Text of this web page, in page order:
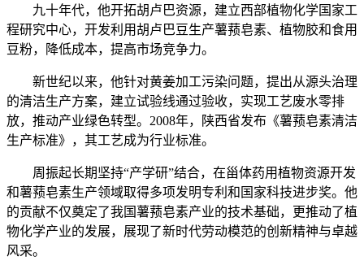
九十年代，他开拓胡卢巴资源，建立西部植物化学国家工
程研究中心，开发利用胡卢巴豆生产薯蓣皂素、植物胶和食用
豆粉，降低成本，提高市场竞争力。
新世纪以来，他针对黄姜加工污染问题，提出从源头治理
的清洁生产方案，建立试验线通过验收，实现工艺废水零排
放，推动产业绿色转型。2008年，陕西省发布《薯蓣皂素清洁
生产标准》，其工艺成为行业标准。
周振起长期坚持“产学研”结合，在甾体药用植物资源开发
和薯蓣皂素生产领域取得多项发明专利和国家科技进步奖。他
的贡献不仅奠定了我国薯蓣皂素产业的技术基础，更推动了植
物化学产业的发展，展现了新时代劳动模范的创新精神与卓越
风采。